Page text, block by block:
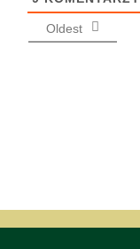
Oldest